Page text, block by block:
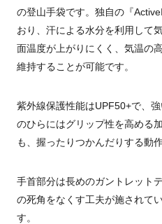
の登山手袋です。独自の『
おり、汗による水分を利用して
面温度が上がりにくく、気温の
維持することが可能です。
紫外線保護性能はUPF50+で、
のひらにはグリップ性を高める
も、握ったりつかんだりする動
手首部分は長めのガントレット
の死角をなくす工夫が施されて
す。